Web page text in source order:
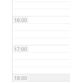
16:00
17:00
18:00